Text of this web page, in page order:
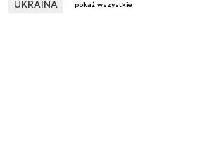
UKRAINA
pokaż wszystkie